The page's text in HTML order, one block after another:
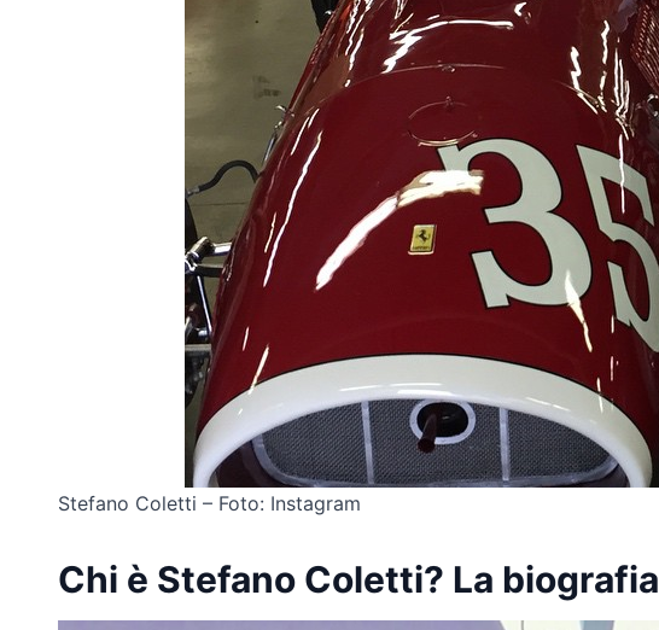
Stefano Coletti – Foto: Instagram
Chi è Stefano Coletti? La biografia